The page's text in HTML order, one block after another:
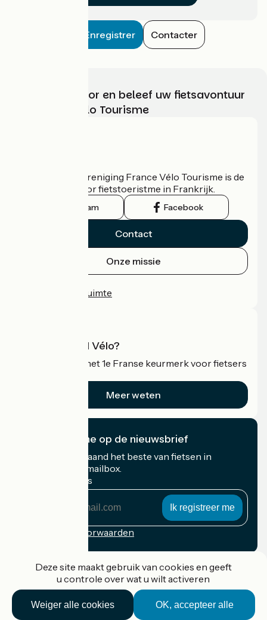
Enregistrer Contacter
Kies, bereid voor en beleef uw fietsavontuur
met France Vélo Tourisme
De nationale vereniging France Vélo Tourisme is de
officiële gids voor fietstoeristme in Frankrijk.
Instagram Facebook
Contact
Onze missie
Professionele ruimte
Wat is Accueil Vélo?
Accueil Vélo is het 1e Franse keurmerk voor fietsers
Meer weten
Ik abonneer me op de nieuwsbrief
Ontvang elke maand het beste van fietsen in
Frankrijk in uw mailbox.
Mijn e-mailadres
Inschrijvingsvoorwaarden
Accueil Vélo Pro
Deze site maakt gebruik van cookies en geeft
u controle over wat u wilt activeren
OK, accepteer alle
Weiger alle cookies